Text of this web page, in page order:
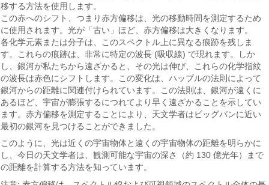
移する方法を使用します。
この赤へのシフト、つまり赤方偏移は、光の移動時間を測定するため
に使用されます。光が「古い」ほど、赤方偏移は大きくなります。
各化学元素または分子は、このスペクトル上に異なる痕跡を残しま
す。これらの痕跡は、非常に特定の波長 (吸収線) で現れます。しか
し、銀河が私たちから遠ざかると、その光は伸び、これらの化学指紋
の波長は赤色にシフトします。この変化は、ハッブルの法則によって
銀河からの距離に関連付けられています。この法則は、銀河が遠くに
あるほど、宇宙が膨張するにつれてより早く遠ざかることを示してい
ます。赤方偏移を測定することにより、天文学者はビッグバンに近い
最初の銀河を見つけることができました。
このように、光は近くの宇宙物体と遠くの宇宙物体の距離を明らかに
し、今日の天文学者は、観測可能な宇宙の深さ（約 130 億光年）まで
の距離を計算する方法を知っています。